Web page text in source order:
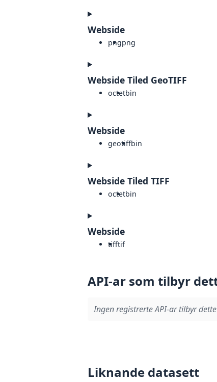
Webside
pngpng
Webside Tiled GeoTIFF
octetbin
Webside
geotiffbin
Webside Tiled TIFF
octetbin
Webside
tifftif
API-ar som tilbyr
Ingen registrerte API-ar tilbyr
Liknande datasett